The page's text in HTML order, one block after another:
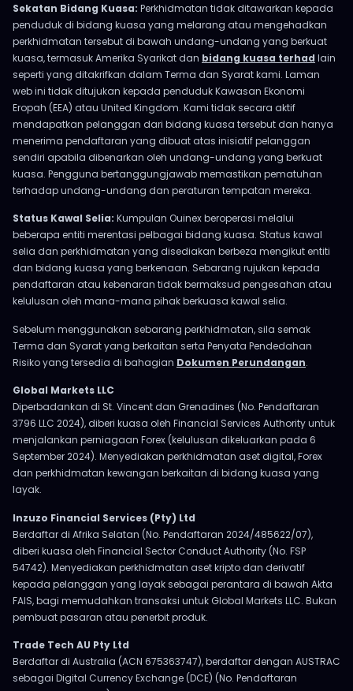
Sekatan Bidang Kuasa: Perkhidmatan tidak ditawarkan kepada
penduduk di bidang kuasa yang melarang atau mengehadkan
perkhidmatan tersebut di bawah undang-undang yang berkuat
kuasa, termasuk Amerika Syarikat dan bidang kuasa terhad lain
seperti yang ditakrifkan dalam Terma dan Syarat kami. Laman
web ini tidak ditujukan kepada penduduk Kawasan Ekonomi
Eropah (EEA) atau United Kingdom. Kami tidak secara aktif
mendapatkan pelanggan dari bidang kuasa tersebut dan hanya
menerima pendaftaran yang dibuat atas inisiatif pelanggan
sendiri apabila dibenarkan oleh undang-undang yang berkuat
kuasa. Pengguna bertanggungjawab memastikan pematuhan
terhadap undang-undang dan peraturan tempatan mereka.
Status Kawal Selia: Kumpulan Ouinex beroperasi melalui
beberapa entiti merentasi pelbagai bidang kuasa. Status kawal
selia dan perkhidmatan yang disediakan berbeza mengikut entiti
dan bidang kuasa yang berkenaan. Sebarang rujukan kepada
pendaftaran atau kebenaran tidak bermaksud pengesahan atau
kelulusan oleh mana-mana pihak berkuasa kawal selia.
Sebelum menggunakan sebarang perkhidmatan, sila semak
Terma dan Syarat yang berkaitan serta Penyata Pendedahan
Risiko yang tersedia di bahagian Dokumen Perundangan.
Global Markets LLC
Diperbadankan di St. Vincent dan Grenadines (No. Pendaftaran
3796 LLC 2024), diberi kuasa oleh Financial Services Authority untuk
menjalankan perniagaan Forex (kelulusan dikeluarkan pada 6
September 2024). Menyediakan perkhidmatan aset digital, Forex
dan perkhidmatan kewangan berkaitan di bidang kuasa yang
layak.
Inzuzo Financial Services (Pty) Ltd
Berdaftar di Afrika Selatan (No. Pendaftaran 2024/485622/07),
diberi kuasa oleh Financial Sector Conduct Authority (No. FSP
54742). Menyediakan perkhidmatan aset kripto dan derivatif
kepada pelanggan yang layak sebagai perantara di bawah Akta
FAIS, bagi memudahkan transaksi untuk Global Markets LLC. Bukan
pembuat pasaran atau penerbit produk.
Trade Tech AU Pty Ltd
Berdaftar di Australia (ACN 675363747), berdaftar dengan AUSTRAC
sebagai Digital Currency Exchange (DCE) (No. Pendaftaran